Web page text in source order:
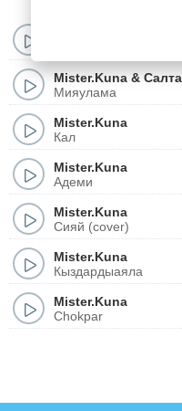
Mister.Kuna &
Мияулама
Mister.Kuna
Кал
Mister.Kuna
Адеми
Mister.Kuna
Сияй (cover)
Mister.Kuna
Кыздардыаяла
Mister.Kuna
Chokpar